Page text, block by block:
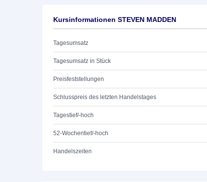
Kursinformationen STEVEN MADDEN
Tagesumsatz
Tagesumsatz in Stück
Preisfeststellungen
Schlusspreis des letzten Handelstages
Tagestief/-hoch
52-Wochentief/-hoch
Handelszeiten